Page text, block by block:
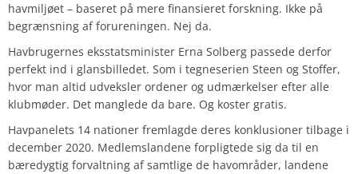
havmiljøet – baseret på mere finansieret forskning. Ikke på
begrænsning af forureningen. Nej da.
Havbrugernes eksstatsminister Erna Solberg passede derfor
perfekt ind i glansbilledet. Som i tegneserien Steen og Stoffer,
hvor man altid udveksler ordener og udmærkelser efter alle
klubmøder. Det manglede da bare. Og koster gratis.
Havpanelets 14 nationer fremlagde deres konklusioner tilbage i
december 2020. Medlemslandene forpligtede sig da til en
bæredygtig forvaltning af samtlige de havområder, landene